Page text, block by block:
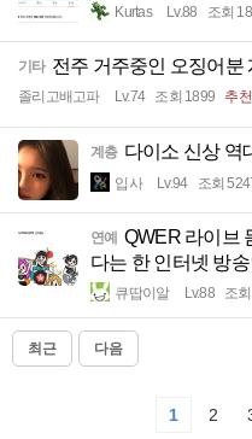
Kurtas Lv.88 조회
기타 전주 거주중인 오징어분
졸리고배고파 Lv.74 조회 1899 추
계층 다이소 신상 역
입사 Lv.94 조회
연예
QWER 라이브
다는 한 인터넷 방
큐땁이알 Lv.88 조
최근 다음
1 2